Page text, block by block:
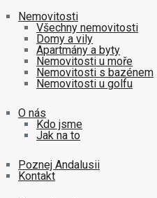
Nemovitosti
Všechny nemovitosti
Domy a vily
Apartmány a byty
Nemovitosti u moře
Nemovitosti s bazénem
Nemovitosti u golfu
O nás
Kdo jsme
Jak na to
Poznej Andalusii
Kontakt